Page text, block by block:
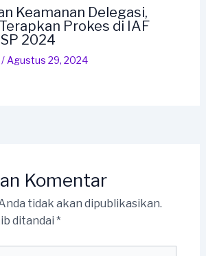
Keamanan Delegasi,
Prokes di IAF
2024
/ Agustus 29, 2024
Komentar
tidak akan dipublikasikan.
ditandai *